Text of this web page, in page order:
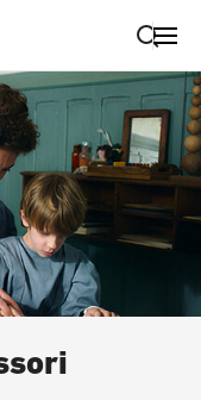
Suche schließen